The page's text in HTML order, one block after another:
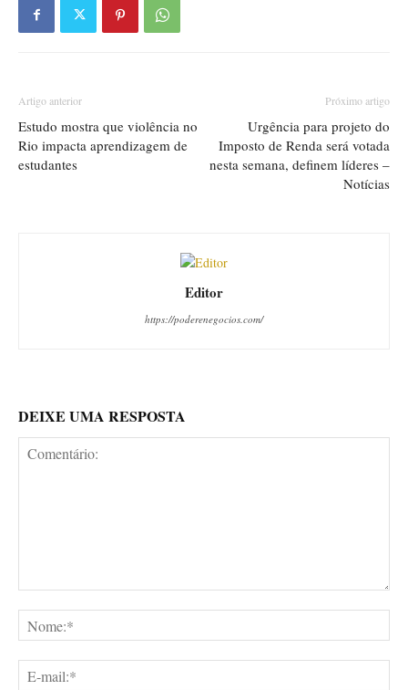
Artigo anterior
Estudo mostra que violência no
Rio impacta aprendizagem de
estudantes
Próximo artigo
Urgência para projeto do
Imposto de Renda será votada
nesta semana, definem líderes –
Notícias
Editor
https://poderenegocios.com/
DEIXE UMA RESPOSTA